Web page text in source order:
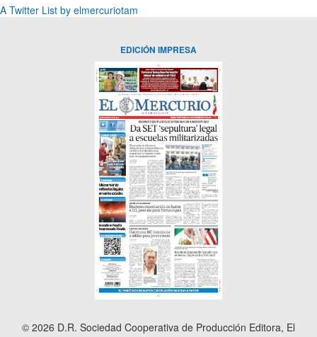
A Twitter List by elmercuriotam
EDICIÓN IMPRESA
© 2026 D.R. Sociedad Cooperativa de Producción Editora, El